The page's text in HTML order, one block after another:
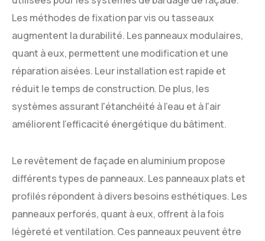
Les méthodes de fixation par vis ou tasseaux
augmentent la durabilité. Les panneaux modulaires,
quant à eux, permettent une modification et une
réparation aisées. Leur installation est rapide et
réduit le temps de construction. De plus, les
systèmes assurant l'étanchéité à l'eau et à l'air
améliorent l'efficacité énergétique du bâtiment.
Le revêtement de façade en aluminium propose
différents types de panneaux. Les panneaux plats et
profilés répondent à divers besoins esthétiques. Les
panneaux perforés, quant à eux, offrent à la fois
légèreté et ventilation. Ces panneaux peuvent être